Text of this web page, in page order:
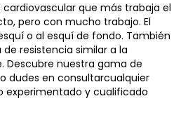
que más trabaja el
pero con mucho trabajo. El
o al esquí de fondo. También
resistencia similar a la
Descubre nuestra gama de
dudes en consultarcualquier
experimentado y cualificado